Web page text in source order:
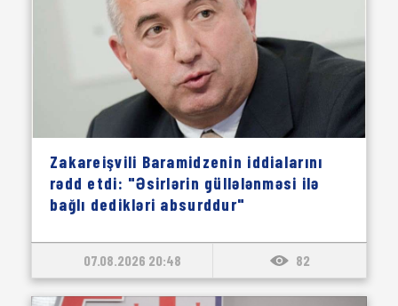
Zakareişvili Baramidzenin iddialarını
rədd etdi: "Əsirlərin güllələnməsi ilə
bağlı dedikləri absurddur"
07.08.2026 20:48 82